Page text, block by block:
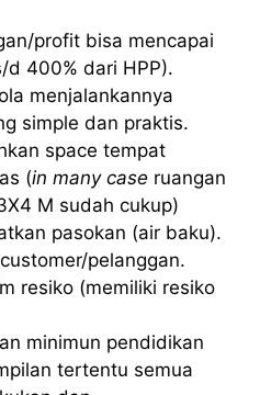
profit bisa mencapai
d 400% dari HPP).
menjalankannya
simple dan praktis.
space tempat
(in many case ruangan
M sudah cukup)
pasokan (air baku).
pelanggan.
resiko (memiliki resiko
minimun pendidikan
tertentu semua